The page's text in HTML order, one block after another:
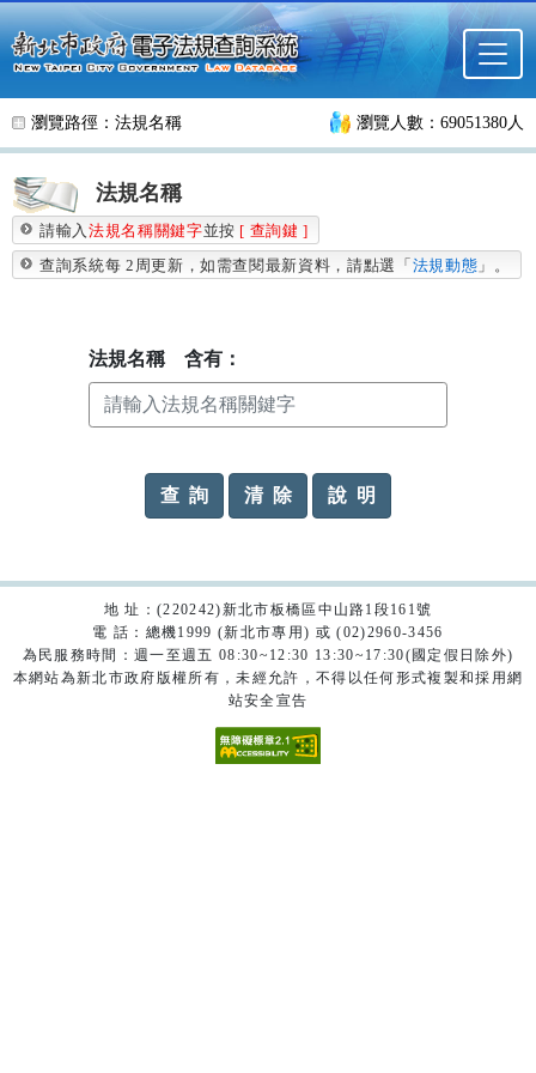
跳至主要內容
瀏覽路徑： 法規名稱 瀏覽人數：69051380人
法規名稱
請輸入 法規名稱關鍵字並按 [ 查詢鍵 ]
查詢系統每 2周更新，如需查閱最新資料，請點選「 法規動態 」。
法規名稱 含有：
地 址：(220242)新北市板橋區中山路1段161號
電 話：總機1999 (新北市專用) 或 (02)2960-3456
為民服務時間：週一至週五 08:30~12:30 13:30~17:30(國定假日除外)
本網站為新北市政府版權所有，未經允許，不得以任何形式複製和採用網
站安全宣告